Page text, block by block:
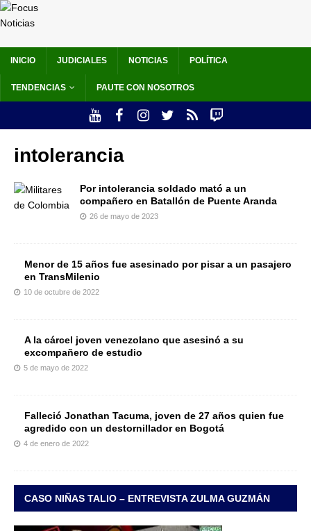
INICIO JUDICIALES NOTICIAS POLÍTICA
TENDENCIAS PAUTE CON NOSOTROS
intolerancia
Por intolerancia soldado mató a un
compañero en Batallón de Puente Aranda
26 de mayo de 2023
Menor de 15 años fue asesinado por pisar a un pasajero
en TransMilenio
10 de octubre de 2022
A la cárcel joven venezolano que asesinó a su
excompañero de estudio
5 de mayo de 2022
Falleció Jonathan Tacuma, joven de 27 años quien fue
agredido con un destornillador en Bogotá
4 de enero de 2022
CASO NIÑAS TALIO – ENTREVISTA ZULMA GUZMÁN